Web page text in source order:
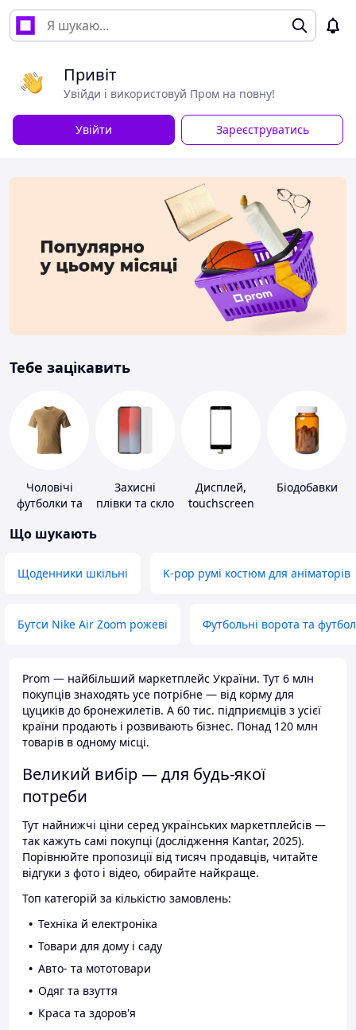
Привіт
Увійди і використовуй Пром на повну!
Увійти Зареєструватись
Тебе зацікавить
Чоловічі
футболки та
Захисні
плівки та скло
Дисплей,
touchscreen
Біодобавки
Що шукають
Щоденники шкільні K-pop румі костюм для аніматорів
Бутси Nike Air Zoom рожеві Футбольні ворота та
Prom — найбільший маркетплейс України. Тут 6 млн
покупців знаходять усе потрібне — від корму для
цуциків до бронежилетів. А 60 тис. підприємців з усієї
країни продають і розвивають бізнес. Понад 120 млн
товарів в одному місці.
Великий вибір — для будь-якої
потреби
Тут найнижчі ціни серед українських маркетплейсів —
так кажуть самі покупці (дослідження Kantar, 2025).
Порівнюйте пропозиції від тисяч продавців, читайте
відгуки з фото і відео, обирайте найкраще.
Топ категорій за кількістю замовлень:
Техніка й електроніка
Товари для дому і саду
Авто- та мототовари
Одяг та взуття
Краса та здоров'я